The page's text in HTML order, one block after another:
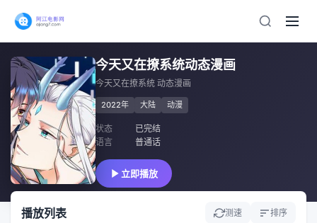
今天又在撩系统动态漫画
今天又在撩系统 动态漫画
2022年 大陆 动漫
状态
已完结
语言
普通话
立即播放
播放列表 测速 排序